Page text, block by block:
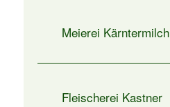
Meierei Kärntermilch
Fleischerei Kastner